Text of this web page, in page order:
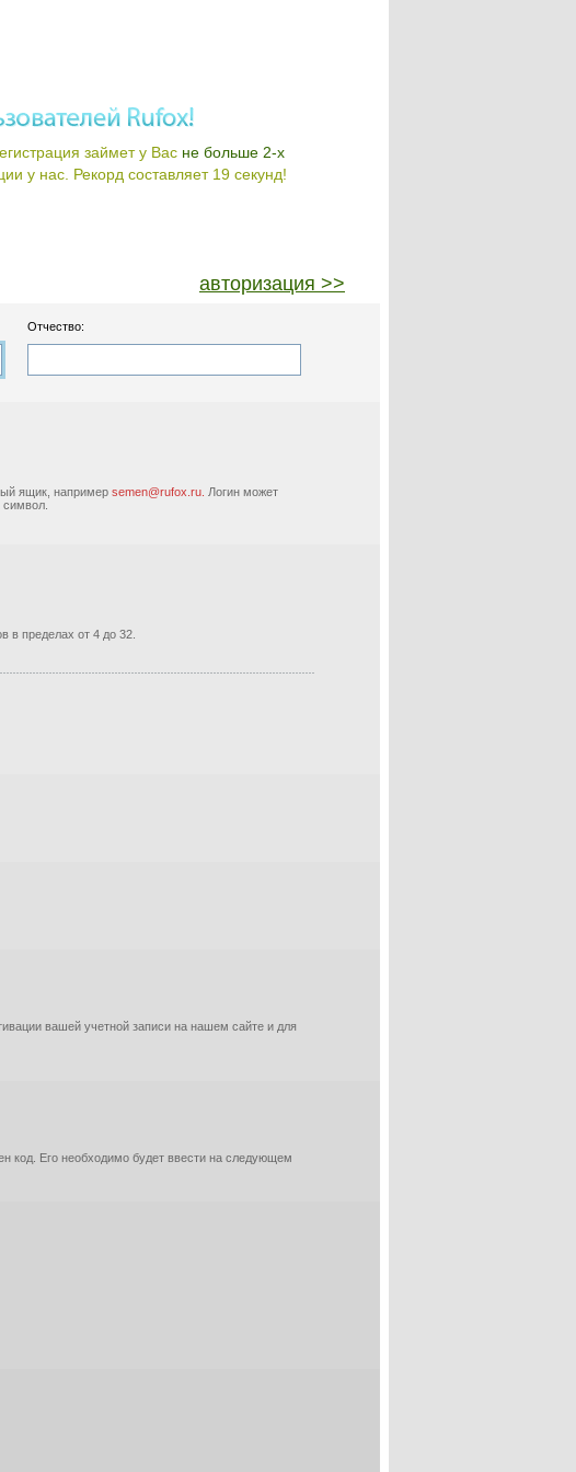
займет у Вас не больше 2-х
у нас. Рекорд составляет 19 секунд!
авторизация >>
Отчество:
ящик, например semen@rufox.ru. Логин может
в пределах от 4 до 32.
вашей учетной записи на нашем сайте и для
код. Его необходимо будет ввести на следующем